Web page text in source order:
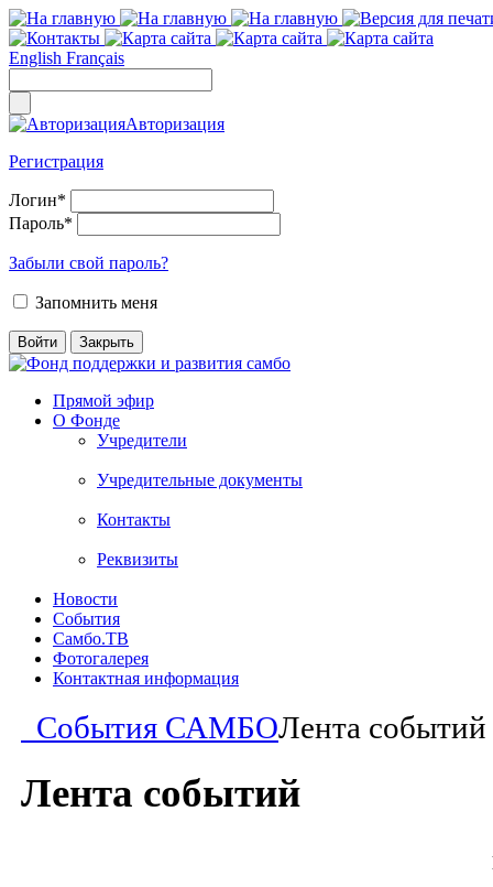
English Français
Авторизация
Регистрация
Логин*
Пароль*
Забыли свой пароль?
Запомнить меня
Прямой эфир
О Фонде
Учредители
Учредительные документы
Контакты
Реквизиты
Новости
События
Самбо.ТВ
Фотогалерея
Контактная информация
События САМБОЛента событий
Лента событий